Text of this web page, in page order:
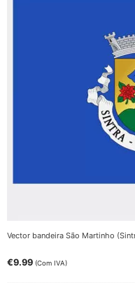
Vector bandeira São Martinho
€9.99 (Com IVA)